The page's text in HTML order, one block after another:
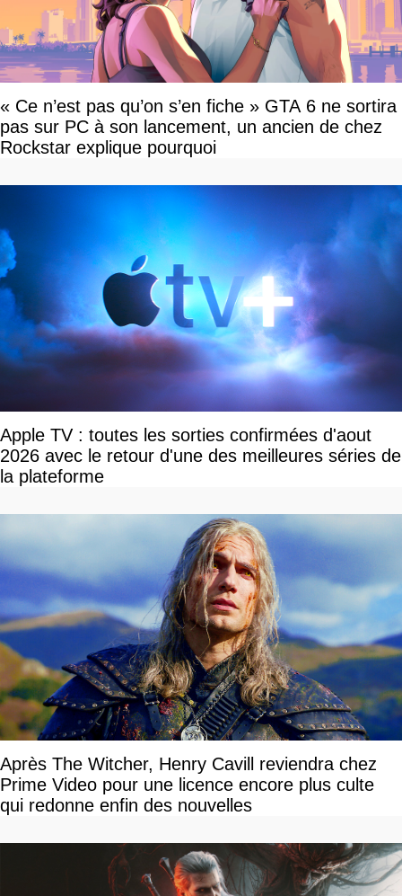
« Ce n’est pas qu’on s’en fiche » GTA 6 ne sortira
pas sur PC à son lancement, un ancien de chez
Rockstar explique pourquoi
Apple TV : toutes les sorties confirmées d'aout
2026 avec le retour d'une des meilleures séries de
la plateforme
Après The Witcher, Henry Cavill reviendra chez
Prime Video pour une licence encore plus culte
qui redonne enfin des nouvelles